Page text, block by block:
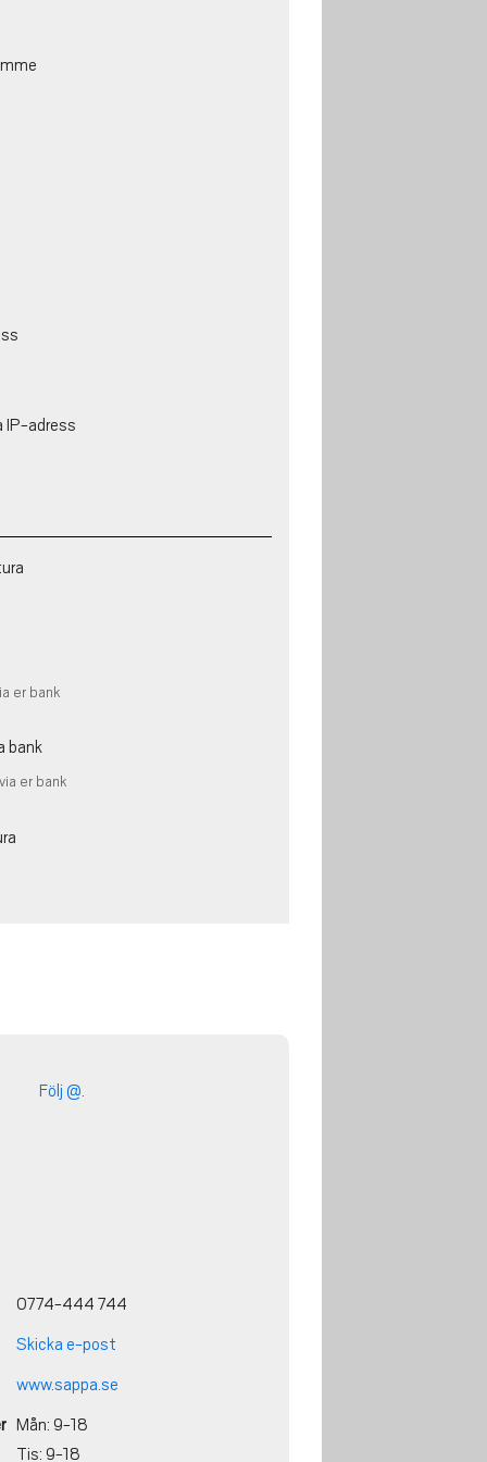
IP-adress
er bank
bank
er bank
Följ @.
0774-444 744
Skicka e-post
www.sappa.se
Mån: 9-18
Tis: 9-18